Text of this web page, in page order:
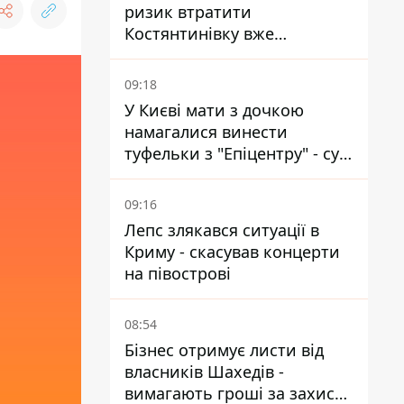
ризик втратити
Костянтинівку вже
найближчими місяцями
09:18
У Києві мати з дочкою
намагалися винести
туфельки з "Епіцентру" - суд
виніс вирок
09:16
Лепс злякався ситуації в
Криму - скасував концерти
на півострові
08:54
Бізнес отримує листи від
власників Шахедів -
вимагають гроші за захист